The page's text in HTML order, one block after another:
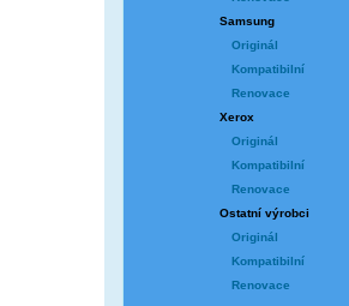
Samsung
Originál
Kompatibilní
Renovace
Xerox
Originál
Kompatibilní
Renovace
Ostatní výrobci
Originál
Kompatibilní
Renovace